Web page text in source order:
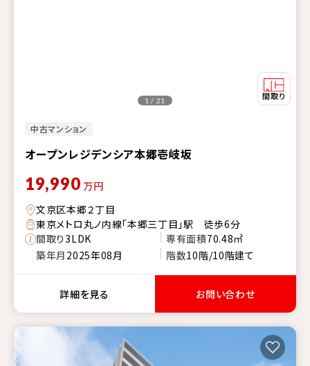
中古マンション
オープンレジデンシア本郷壱岐坂
1 / 21
19,990 万円
文京区本郷２丁目
東京メトロ丸ノ内線「本郷三丁目」駅 徒歩6分
間取り3LDK 専有面積70.48㎡
築年月 2025年08月 階数10階/10階建て
詳細を見る お問い合わせ